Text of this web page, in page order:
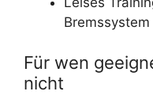
Bremssystem
Für wen
nicht